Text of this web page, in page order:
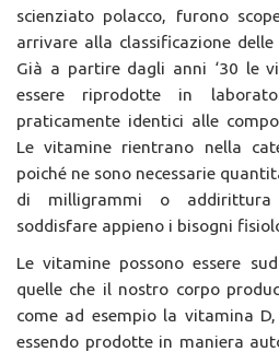
scienziato polacco, furono
arrivare alla classificazione delle
Già a partire dagli anni ‘30 le
essere riprodotte in
praticamente identici alle
Le vitamine rientrano nella
poiché ne sono necessarie
di milligrammi o
soddisfare appieno i bisogni
Le vitamine possono essere
quelle che il nostro corpo
come ad esempio la vitamina
essendo prodotte in maniera